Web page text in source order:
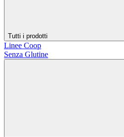
Tutti i prodotti
Linee Coop
Senza Glutine